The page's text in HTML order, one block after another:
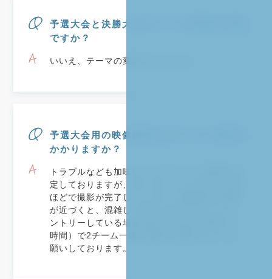
予選大会と決勝大会でテーマの変更は可能
ですか？
いいえ、テーマの変更はできません。
予選大会用の映像撮影はどのくらい時間が
かかりますか？
トラブルなども加味した上で1チーム1時間で設
定しておりますが、多くのチームが15分〜30分
ほどで撮影が完了しています。映像提出の締切
が近づくと、混雑して参りますので2チームエ
ントリーしている場合は同じ日の同じ時間（1
時間）で2チーム一緒に撮影を実施するようお
願いしております。